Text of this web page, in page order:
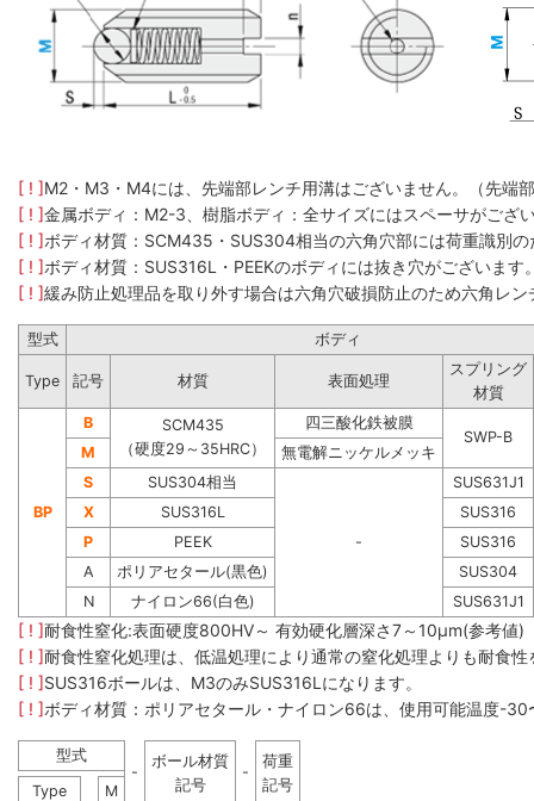
[ ! ]M2・M3・M4には、先端部レンチ用溝はございません。（先端
[ ! ]金属ボディ：M2-3、樹脂ボディ：全サイズにはスペーサがござ
[ ! ]ボディ材質：SCM435​・SUS304​相当の六角穴部には荷重識別
[ ! ]ボディ材質：SUS316L・PEEKのボディには抜き穴がございます
[ ! ]緩み防止処理品を取り外す場合は六角穴破損防止のため六角レ
型式 ボディ
Type 記号 材質 表面処理
スプリング
材質
BP
B
SCM435
（硬度29～35HRC）
四三酸化鉄被膜
SWP-B
M
無電解ニッケルメッキ
S
SUS304相当
-
SUS631J1
X
SUS316L
SUS316
P
PEEK
SUS316
A
ポリアセタール(黒色)
SUS304
N
ナイロン66(白色) SUS631J1
[ ! ]耐食性窒化:表面硬度800HV～ 有効硬化層深さ7～10μm(参考値)
[ ! ]耐食性窒化処理は、低温処理により通常の窒化処理よりも耐食
[ ! ]SUS316ボールは、M3のみSUS316Lになります。
[ ! ]ボディ材質：ポリアセタール・ナイロン66は、使用可能温度-
型式
-
ボール材質
記号
-
荷重
記号
Type
M